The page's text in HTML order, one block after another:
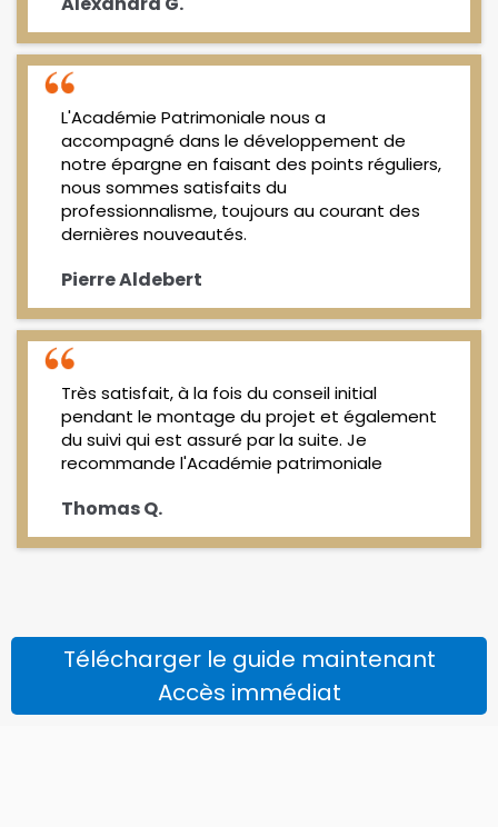
L'Académie Patrimoniale nous a
accompagné dans le développement de
notre épargne en faisant des points réguliers,
nous sommes satisfaits du
professionnalisme, toujours au courant des
dernières nouveautés.
Pierre Aldebert
Très satisfait, à la fois du conseil initial
pendant le montage du projet et également
du suivi qui est assuré par la suite. Je
recommande l'Académie patrimoniale
Thomas Q.
Télécharger le guide maintenant
Accès immédiat